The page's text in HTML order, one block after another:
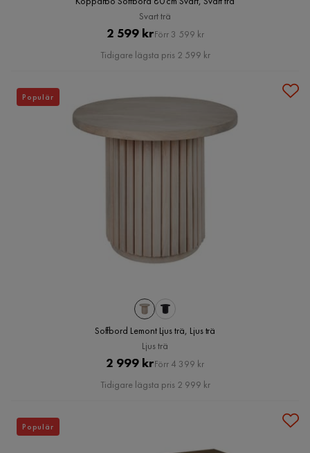
Svart trä
Pris
2 599 krOriginal
Pris
Förr 3 599 kr
Tidigare lägsta pris 2 599 kr
Soffbord Lemont Ljus trä, Ljus trä
Ljus trä
Pris
2 999 krOriginal
Pris
Förr 4 399 kr
Tidigare lägsta pris 2 999 kr
Populär
Populär